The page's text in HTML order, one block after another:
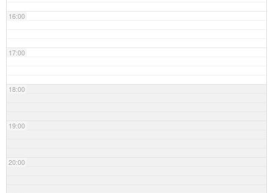
16:00
17:00
18:00
19:00
20:00